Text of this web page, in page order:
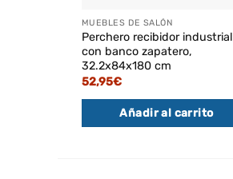
MUEBLES DE SALÓN
Perchero recibidor industrial
con banco zapatero,
32.2x84x180 cm
52,95€
Añadir al carrito